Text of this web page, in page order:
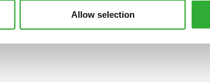
Allow selection